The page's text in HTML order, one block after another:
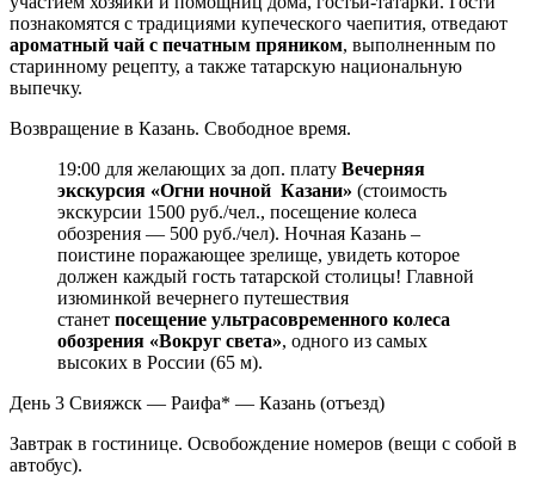
познакомятся с традициями купеческого чаепития, отведают
ароматный чай с печатным пряником, выполненным по
старинному рецепту, а также татарскую национальную
выпечку.
Возвращение в Казань. Свободное время.
19:00 для желающих за доп. плату Вечерняя
экскурсия «Огни ночной Казани» (стоимость
экскурсии 1500 руб./чел., посещение колеса
обозрения — 500 руб./чел). Ночная Казань –
поистине поражающее зрелище, увидеть которое
должен каждый гость татарской столицы! Главной
изюминкой вечернего путешествия
станет посещение ультрасовременного колеса
обозрения «Вокруг света», одного из самых
высоких в России (65 м).
День 3 Свияжск — Раифа* — Казань (отъезд)
Завтрак в гостинице. Освобождение номеров (вещи с собой в
автобус).